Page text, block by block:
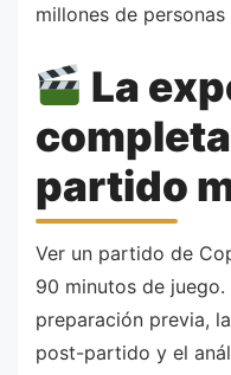
millones de
La
partido
Ver un partido de
90 minutos de
preparación previa,
post-partido y el